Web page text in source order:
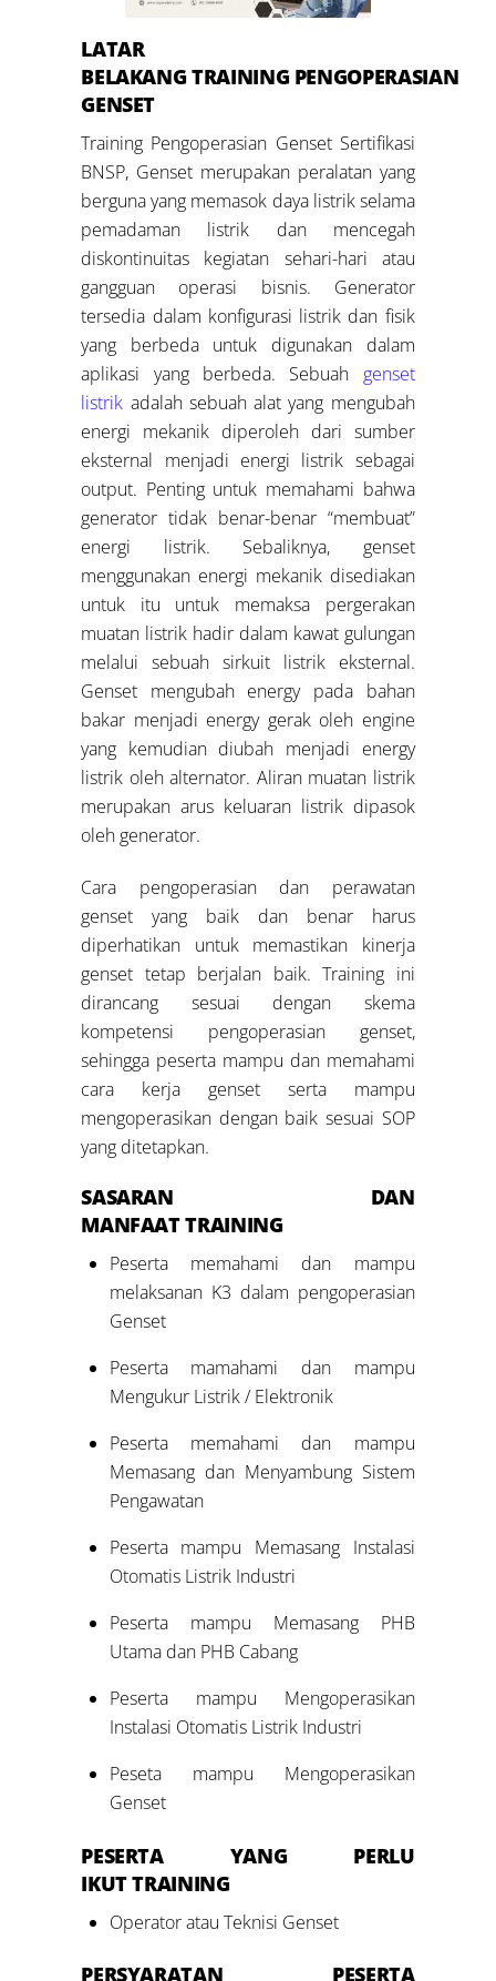
LATAR
BELAKANGTRAINING PENGOPERASIAN
GENSET
Training Pengoperasian Genset Sertifikasi
BNSP, Genset merupakan peralatan yang
berguna yang memasok daya listrik selama
pemadaman listrik dan mencegah
diskontinuitas kegiatan sehari-hari atau
gangguan operasi bisnis. Generator
tersedia dalam konfigurasi listrik dan fisik
yang berbeda untuk digunakan dalam
aplikasi yang berbeda. Sebuah genset
listrik adalah sebuah alat yang mengubah
energi mekanik diperoleh dari sumber
eksternal menjadi energi listrik sebagai
output. Penting untuk memahami bahwa
generator tidak benar-benar “membuat”
energi listrik. Sebaliknya, genset
menggunakan energi mekanik disediakan
untuk itu untuk memaksa pergerakan
muatan listrik hadir dalam kawat gulungan
melalui sebuah sirkuit listrik eksternal.
Genset mengubah energy pada bahan
bakar menjadi energy gerak oleh engine
yang kemudian diubah menjadi energy
listrik oleh alternator. Aliran muatan listrik
merupakan arus keluaran listrik dipasok
oleh generator.
Cara pengoperasian dan perawatan
genset yang baik dan benar harus
diperhatikan untuk memastikan kinerja
genset tetap berjalan baik. Training ini
dirancang sesuai dengan skema
kompetensi pengoperasian genset,
sehingga peserta mampu dan memahami
cara kerja genset serta mampu
mengoperasikan dengan baik sesuai SOP
yang ditetapkan.
SASARAN DAN
MANFAAT TRAINING
Peserta memahami dan mampu
melaksanan K3 dalam pengoperasian
Genset
Peserta mamahami dan mampu
Mengukur Listrik / Elektronik
Peserta memahami dan mampu
Memasang dan Menyambung Sistem
Pengawatan
Peserta mampu Memasang Instalasi
Otomatis Listrik Industri
Peserta mampu Memasang PHB
Utama dan PHB Cabang
Peserta mampu Mengoperasikan
Instalasi Otomatis Listrik Industri
Peseta mampu Mengoperasikan
Genset
PESERTA YANG PERLU
IKUT TRAINING
Operator atau Teknisi Genset
PERSYARATAN PESERTA